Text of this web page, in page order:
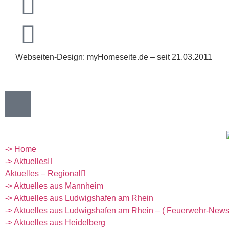
Webseiten-Design: myHomeseite.de – seit 21.03.2011
-> Home
-> Aktuelles
Aktuelles – Regional
-> Aktuelles aus Mannheim
-> Aktuelles aus Ludwigshafen am Rhein
-> Aktuelles aus Ludwigshafen am Rhein – ( Feuerwehr-
-> Aktuelles aus Heidelberg